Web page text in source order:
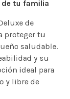
de tu familia
de
proteger tu
saludable.
y su
ideal para
y libre de